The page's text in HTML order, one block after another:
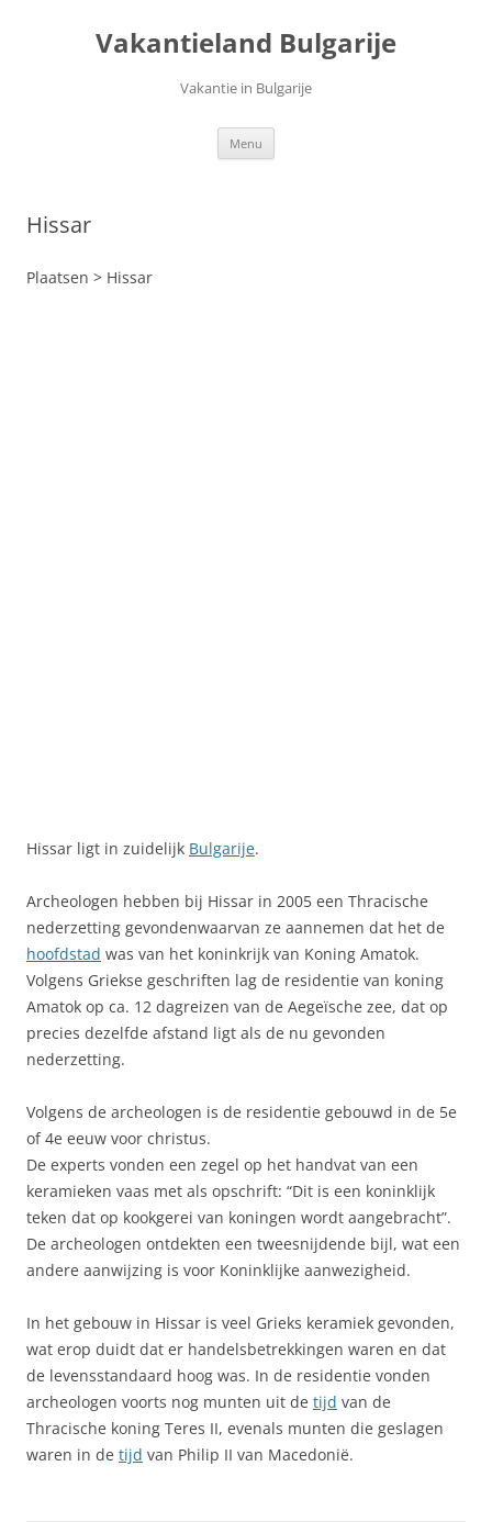
Vakantieland Bulgarije
Vakantie in Bulgarije
Menu
Hissar
Plaatsen > Hissar
Hissar ligt in zuidelijk Bulgarije.
Archeologen hebben bij Hissar in 2005 een Thracische
nederzetting gevondenwaarvan ze aannemen dat het de
hoofdstad was van het koninkrijk van Koning Amatok.
Volgens Griekse geschriften lag de residentie van koning
Amatok op ca. 12 dagreizen van de Aegeïsche zee, dat op
precies dezelfde afstand ligt als de nu gevonden
nederzetting.
Volgens de archeologen is de residentie gebouwd in de 5e
of 4e eeuw voor christus.
De experts vonden een zegel op het handvat van een
keramieken vaas met als opschrift: “Dit is een koninklijk
teken dat op kookgerei van koningen wordt aangebracht”.
De archeologen ontdekten een tweesnijdende bijl, wat een
andere aanwijzing is voor Koninklijke aanwezigheid.
In het gebouw in Hissar is veel Grieks keramiek gevonden,
wat erop duidt dat er handelsbetrekkingen waren en dat
de levensstandaard hoog was. In de residentie vonden
archeologen voorts nog munten uit de tijd van de
Thracische koning Teres II, evenals munten die geslagen
waren in de tijd van Philip II van Macedonië.